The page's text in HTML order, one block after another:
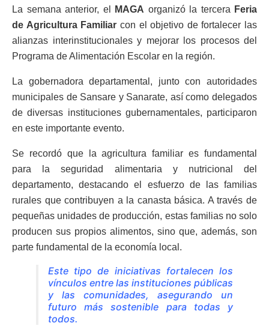
La semana anterior, el MAGA organizó la tercera Feria
de Agricultura Familiar con el objetivo de fortalecer las
alianzas interinstitucionales y mejorar los procesos del
Programa de Alimentación Escolar en la región.
La gobernadora departamental, junto con autoridades
municipales de Sansare y Sanarate, así como delegados
de diversas instituciones gubernamentales, participaron
en este importante evento.
Se recordó que la agricultura familiar es fundamental
para la seguridad alimentaria y nutricional del
departamento, destacando el esfuerzo de las familias
rurales que contribuyen a la canasta básica. A través de
pequeñas unidades de producción, estas familias no solo
producen sus propios alimentos, sino que, además, son
parte fundamental de la economía local.
Este tipo de iniciativas fortalecen los
vínculos entre las instituciones públicas
y las comunidades, asegurando un
futuro más sostenible para todas y
todos.